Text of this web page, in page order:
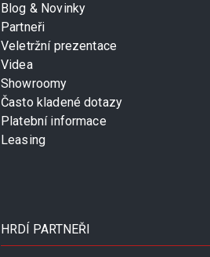
Blog & Novinky
Partneři
Veletržní prezentace
Videa
Showroomy
Často kladené dotazy
Platební informace
Leasing
HRDÍ PARTNEŘI